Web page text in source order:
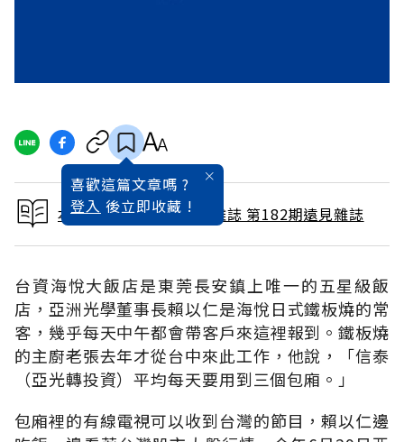
喜歡這篇文章嗎 ?
登入 後立即收藏 !
本文出自 2001 / 8月號雜誌 第182期遠見雜誌
台資海悅大飯店是東莞長安鎮上唯一的五星級飯
店，亞洲光學董事長賴以仁是海悅日式鐵板燒的常
客，幾乎每天中午都會帶客戶來這裡報到。鐵板燒
的主廚老張去年才從台中來此工作，他說，「信泰
（亞光轉投資）平均每天要用到三個包廂。」
包廂裡的有線電視可以收到台灣的節目，賴以仁邊